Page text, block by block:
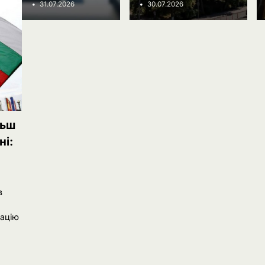
31.07.2026
30.07.2026